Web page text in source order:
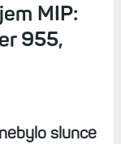
MIP:
955,
slunce